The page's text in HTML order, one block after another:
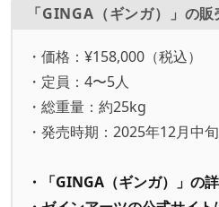
「GINGA（ギンガ）」の
・価格：¥158,000（税込）
・定員：4〜5人
・総重量：約25kg
・発売時期：2025年12月中
・「GINGA（ギンガ）」の